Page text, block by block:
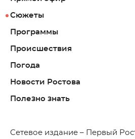
Сюжеты
Программы
Происшествия
Погода
Новости Ростова
Полезно знать
Cетевое издание – Первый